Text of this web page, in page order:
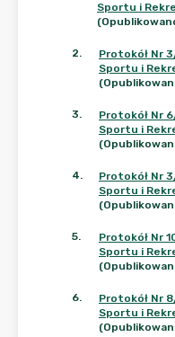
Sportu i
2.
Protokół Nr
Sportu i
3.
Protokół Nr
Sportu i
4.
Protokół Nr
Sportu i
5.
Protokół Nr
Sportu i
6.
Protokół Nr
Sportu i